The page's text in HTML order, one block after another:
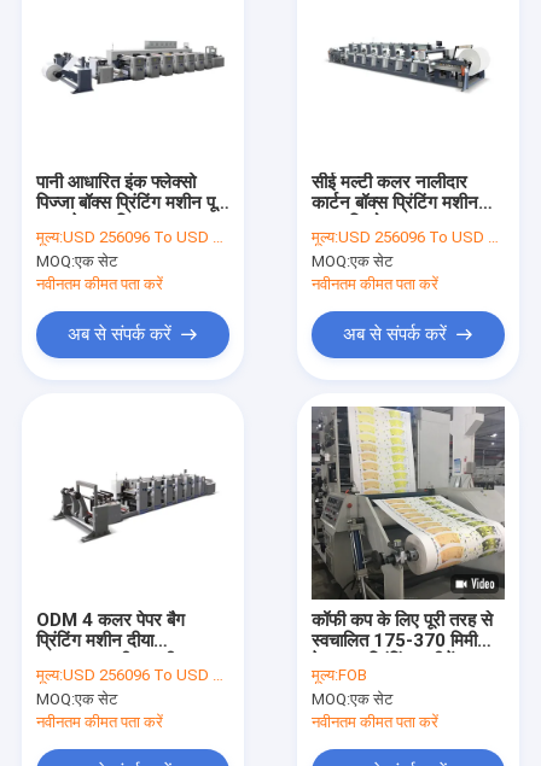
पानी आधारित इंक फ्लेक्सो
पिज्जा बॉक्स प्रिंटिंग मशीन पूरी
मूल्य:USD 256096 To USD 258000 Per Set
MOQ:एक सेट
नवीनतम कीमत पता करें
अब से संपर्क करें
सीई मल्टी कलर नालीदार
कार्टन बॉक्स प्रिंटिंग मशीन
मूल्य:USD 256096 To USD 258000 Per Set
MOQ:एक सेट
नवीनतम कीमत पता करें
अब से संपर्क करें
ODM 4 कलर पेपर बैग
प्रिंटिंग मशीन दीया
प्रिंटिंग मशीन
मूल्य:USD 256096 To USD 258000 Per Set
MOQ:एक सेट
नवीनतम कीमत पता करें
कॉफी कप के लिए पूरी तरह से
स्वचालित 175-370 मिमी
मूल्य:FOB
MOQ:एक सेट
नवीनतम कीमत पता करें